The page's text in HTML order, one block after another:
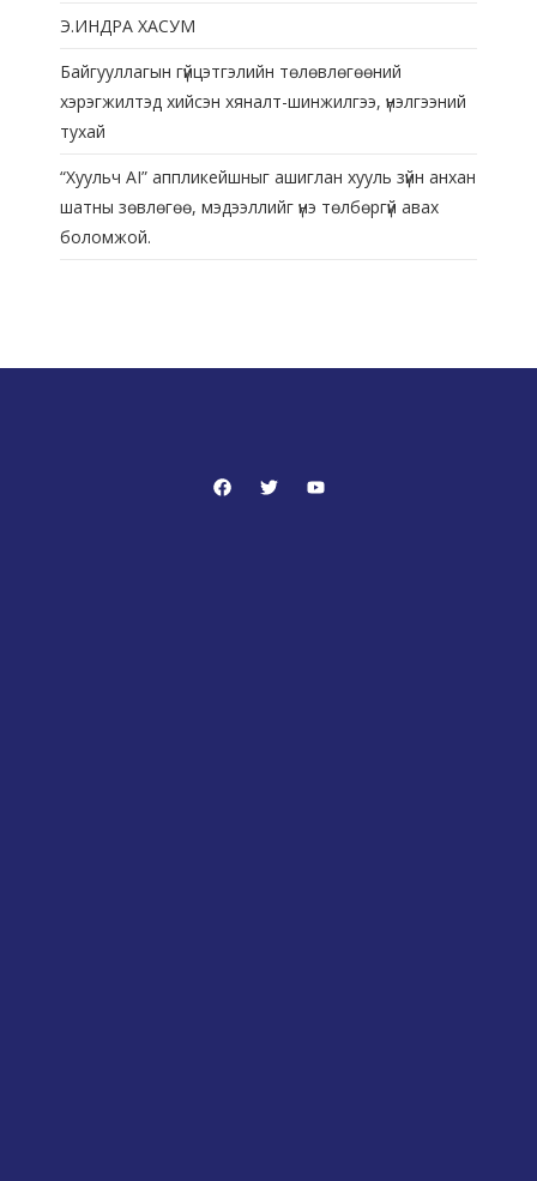
Э.ИНДРА ХАСУМ
Байгууллагын гүйцэтгэлийн төлөвлөгөөний
хэрэгжилтэд хийсэн хяналт-шинжилгээ, үнэлгээний
тухай
“Хуульч АІ” аппликейшныг ашиглан хууль зүйн анхан
шатны зөвлөгөө, мэдээллийг үнэ төлбөргүй авах
боломжой.